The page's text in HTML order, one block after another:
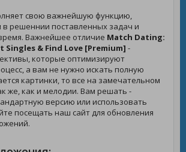
свою важнейшую функцию,
в решеннии поставленных задач и
Важнейшее отличие Match Dating:
Singles & Find Love [Premium] -
которые оптимизируют
а вам не нужно искать полную
картинки, то все на замечательном
же, как и мелодии. Вам решать -
версию или использовать
посещать наш сайт для обновления